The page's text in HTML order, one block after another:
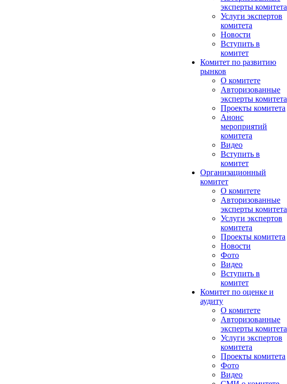
эксперты комитета
Услуги экспертов
комитета
Новости
Вступить в
комитет
Комитет по развитию
рынков
О комитете
Авторизованные
эксперты комитета
Проекты комитета
Анонс
мероприятий
комитета
Видео
Вступить в
комитет
Организационный
комитет
О комитете
Авторизованные
эксперты комитета
Услуги экспертов
комитета
Проекты комитета
Новости
Фото
Видео
Вступить в
комитет
Комитет по оценке и
аудиту
О комитете
Авторизованные
эксперты комитета
Услуги экспертов
комитета
Проекты комитета
Фото
Видео